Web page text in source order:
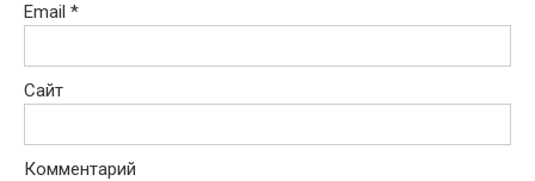
Email *
Сайт
Комментарий